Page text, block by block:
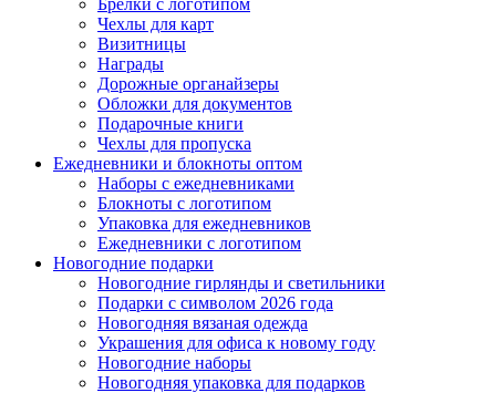
Брелки с логотипом
Чехлы для карт
Визитницы
Награды
Дорожные органайзеры
Обложки для документов
Подарочные книги
Чехлы для пропуска
Ежедневники и блокноты оптом
Наборы с ежедневниками
Блокноты с логотипом
Упаковка для ежедневников
Ежедневники с логотипом
Новогодние подарки
Новогодние гирлянды и светильники
Подарки с символом 2026 года
Новогодняя вязаная одежда
Украшения для офиса к новому году
Новогодние наборы
Новогодняя упаковка для подарков